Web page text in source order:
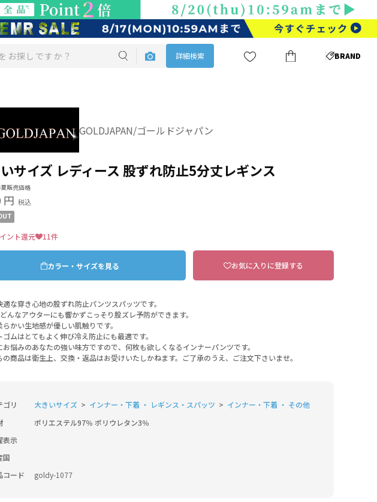
詳細検索 BRAND
GOLDJAPAN/ゴールドジャパン
サイズ レディース 股ずれ防止5分丈レギンス
販売価格
円 税込
ント還元 11件
カラー・サイズを見る お気に入りに登録する
適な穿き心地の股ずれ防止パンツスパッツです。
んなアウターにも響かずこっそり股ズレ予防ができます。
かい生地感が優しい肌触りです。
ゴムはとてもよく伸び冷え防止にも最適です。
お悩みのあなたの強い味方ですので、何枚も欲しくなるインナーパンツです。
商品は衛生上、交換・返品はお受けいたしかねます。ご了承のうえ、ご注文下さいませ。
ゴリ 大きいサイズ インナー・下着 ・ レギンス・スパッツ
インナー・下着 ・ その他
ポリエステル97％ ポリウレタン3％
表示
国
コード
goldy-1077